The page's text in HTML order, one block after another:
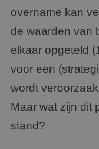
overname kan
de waarden van
elkaar opgeteld
voor een
wordt
Maar wat zijn dit
stand?